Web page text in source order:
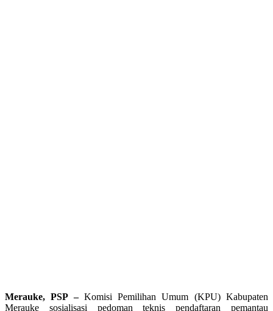
Merauke, PSP – Komisi Pemilihan Umum (KPU) Kabupaten
Merauke sosialisasi pedoman teknis pendaftaran pemantau